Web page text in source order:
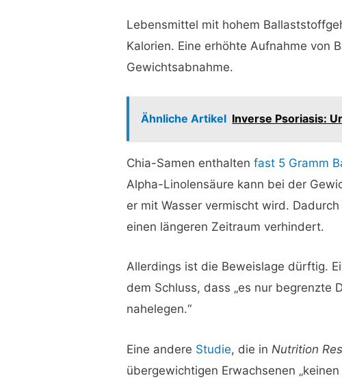
Lebensmittel mit hohem
Kalorien. Eine erhöhte Aufnahme von
Gewichtsabnahme.
Ähnliche Artikel Inverse Psoriasis:
Chia-Samen enthaltenfast 5 Gramm
Alpha-Linolensäure kann bei der
er mit Wasser vermischt wird.
einen längeren Zeitraum verhindert.
Allerdings ist die Beweislage dürftig.
dem Schluss, dass „es nur begrenzte
nahelegen.“
Eine andere Studie, die in Nutrition
übergewichtigen Erwachsenen